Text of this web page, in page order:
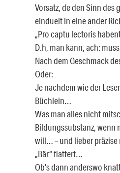
Vorsatz, de den Sinn des
eindueit in eine ander
„Pro captu lectoris
D.h, man kann, ach:
Nach dem Geschmack
Oder:
Je nachdem wie der
Büchlein…
Was man alles nicht
Bildungssubstanz, wenn
will… – und lieber
„Bär“ flattert…
Ob’s dann anderswo